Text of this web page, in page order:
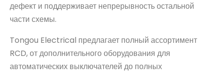
дефект и поддерживает непрерывность остальной
части схемы.
Tongou Electrical предлагает полный ассортимент
RCD, от дополнительного оборудования для
автоматических выключателей до полных